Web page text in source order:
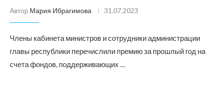
Автор Мария Ибрагимова 31.07.2023
Члены кабинета министров и сотрудники администрации
главы республики перечислили премию за прошлый год на
счета фондов, поддерживающих …